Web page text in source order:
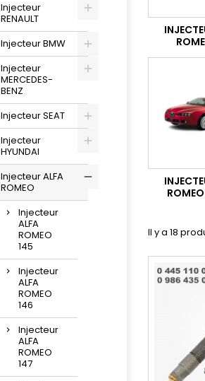
Injecteur
RENAULT
Injecteur BMW
Injecteur
MERCEDES-
BENZ
Injecteur SEAT
Injecteur
HYUNDAI
Injecteur ALFA
ROMEO
Injecteur
ALFA
ROMEO
145
Injecteur
ALFA
ROMEO
146
Injecteur
ALFA
ROMEO
147
Il y a 18